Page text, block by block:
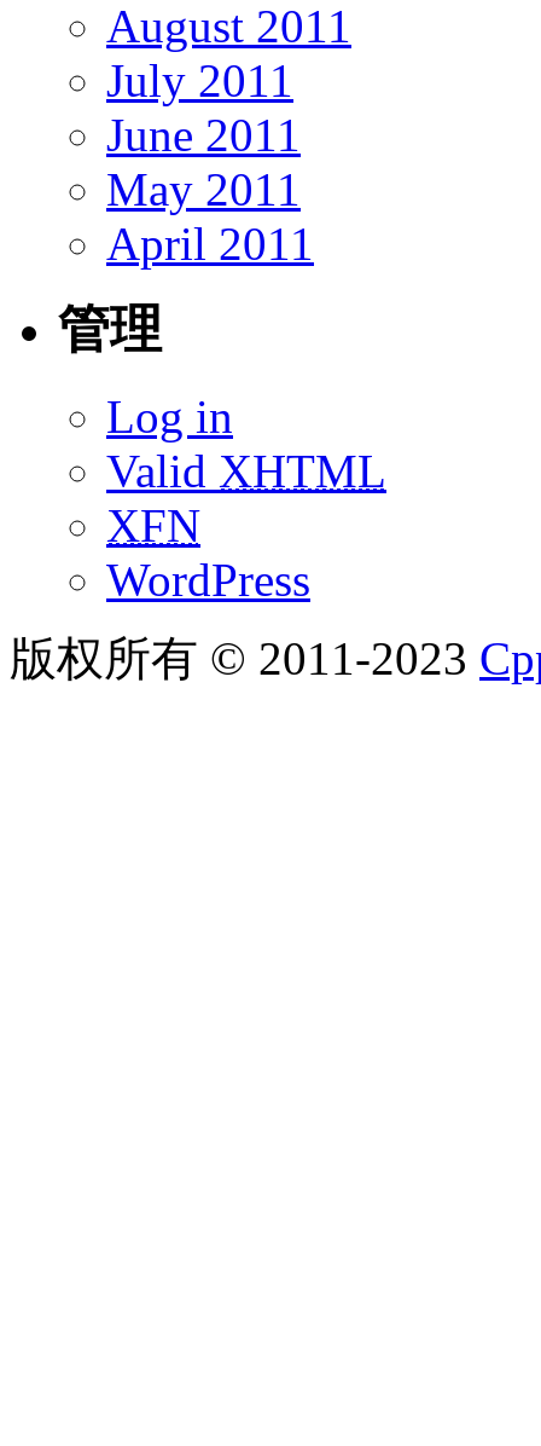
August 2011
July 2011
June 2011
May 2011
April 2011
管理
Log in
Valid XHTML
XFN
WordPress
版权所有 © 2011-2023